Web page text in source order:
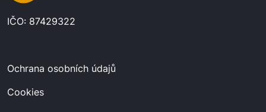
IČO: 87429322
Ochrana osobních údajů
Cookies